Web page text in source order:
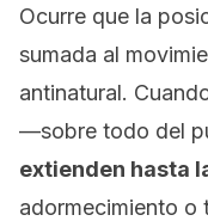
Ocurre que la
sumada al
antinatural.
—sobre todo del
extienden hasta
adormecimiento o